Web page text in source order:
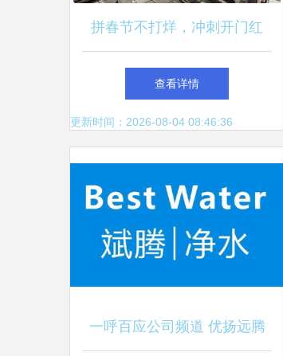
拼春节不打烊，冲刺开门红
——优扬远腾奋进正当时
查看详情
更新时间：2026-08-04 08:46:36
一呼百应公司频道 优扬远腾